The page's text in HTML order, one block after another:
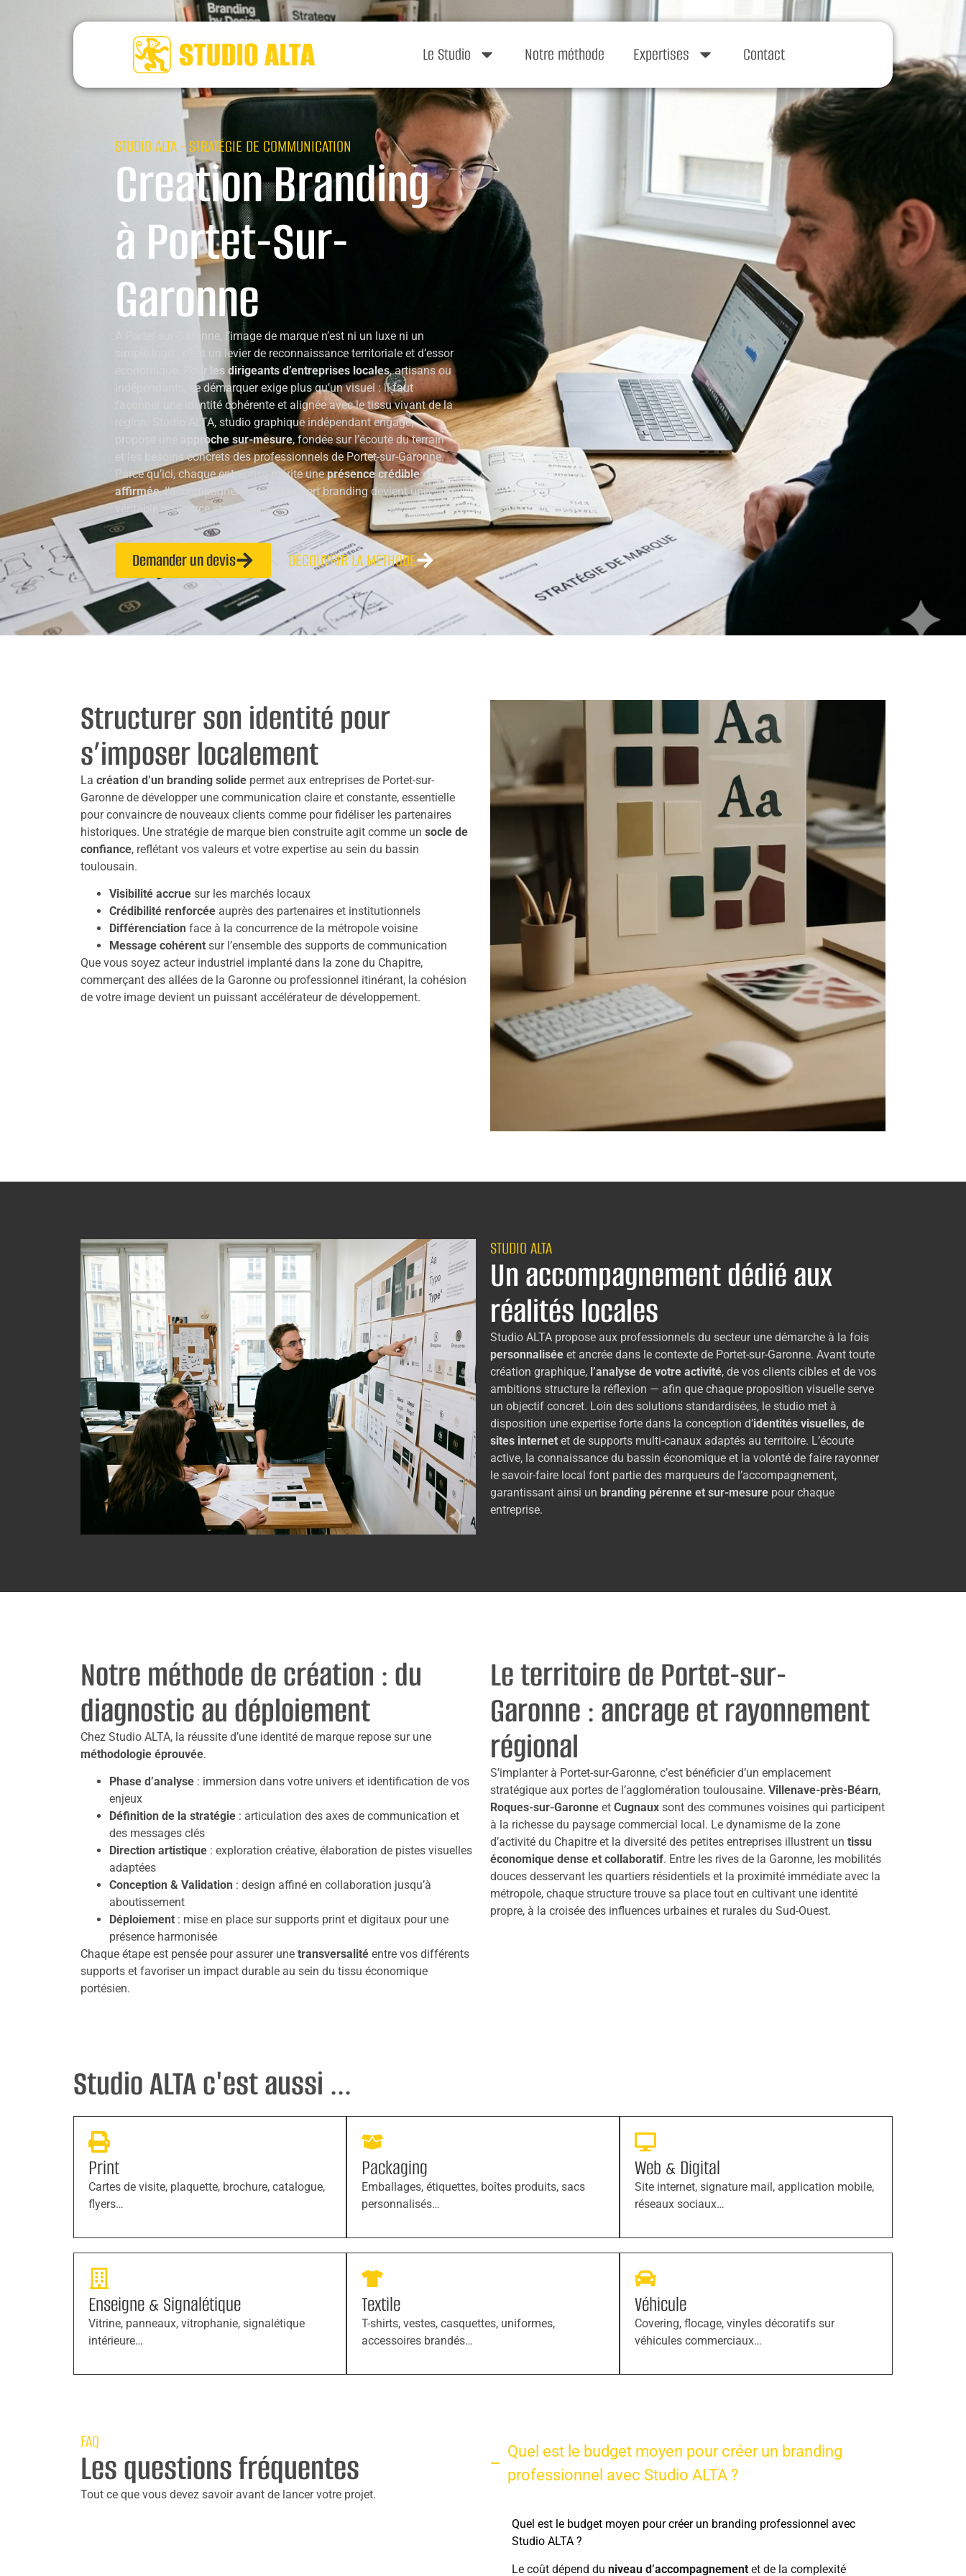
Le Studio Notre méthode Expertises Contact
STUDIO ALTA - STRATÉGIE DE COMMUNICATION
Creation Branding
à Portet-Sur-
Garonne
À Portet-sur-Garonne, l’image de marque n’est ni un luxe ni un
simple logo : c’est un levier de reconnaissance territoriale et d’essor
les dirigeants d’entreprises locales, artisans ou
indépendants, se démarquer exige plus qu’un visuel : il faut
façonner une identité cohérente et alignée avec le tissu vivant de la
région. Studio ALTA, studio graphique indépendant engagé,
approche sur-mesure, fondée sur l’écoute du terrain
et les besoins concrets des professionnels de Portet-sur-Garonne.
Parce qu’ici, chaque entreprise mérite uneprésence crédible et
affirmée, l’accompagnement d’un expert branding devient une
véritable ressource stratégique.
Demander un devis DÉCOUVRIR LA MÉTHODE
Structurer son identité pour
s’imposer localement
La création d’un branding solide permet aux entreprises de Portet-sur-
Garonne de développer une communication claire et constante, essentielle
pour convaincre de nouveaux clients comme pour fidéliser les partenaires
historiques. Une stratégie de marque bien construite agit comme un socle de
confiance, reflétant vos valeurs et votre expertise au sein du bassin
toulousain.
Visibilité accrue sur les marchés locaux
Crédibilité renforcée auprès des partenaires et institutionnels
Différenciation face à la concurrence de la métropole voisine
Message cohérent sur l’ensemble des supports de communication
Que vous soyez acteur industriel implanté dans la zone du Chapitre,
commerçant des allées de la Garonne ou professionnel itinérant, la cohésion
de votre image devient un puissant accélérateur de développement.
STUDIO ALTA
Un accompagnement dédié aux
réalités locales
Studio ALTA propose aux professionnels du secteur une démarche à la fois
personnalisée et ancrée dans le contexte de Portet-sur-Garonne. Avant toute
création graphique, l’analyse de votre activité, de vos clients cibles et de vos
ambitions structure la réflexion — afin que chaque proposition visuelle serve
un objectif concret. Loin des solutions standardisées, le studio met à
disposition une expertise forte dans la conception d’identités visuelles, de
sites internet et de supports multi-canaux adaptés au territoire. L’écoute
active, la connaissance du bassin économique et la volonté de faire rayonner
le savoir-faire local font partie des marqueurs de l’accompagnement,
garantissant ainsi un branding pérenne et sur-mesure pour chaque
entreprise.
Notre méthode de création : du
diagnostic au déploiement
Chez Studio ALTA, la réussite d’une identité de marque repose sur une
méthodologie éprouvée.
Phase d’analyse : immersion dans votre univers et identification de vos
enjeux
Définition de la stratégie : articulation des axes de communication et
des messages clés
Direction artistique : exploration créative, élaboration de pistes visuelles
adaptées
Conception & Validation : design affiné en collaboration jusqu’à
aboutissement
Déploiement : mise en place sur supports print et digitaux pour une
présence harmonisée
Chaque étape est pensée pour assurer une transversalité entre vos différents
supports et favoriser un impact durable au sein du tissu économique
portésien.
Le territoire de Portet-sur-
Garonne : ancrage et rayonnement
régional
S’implanter à Portet-sur-Garonne, c’est bénéficier d’un emplacement
stratégique aux portes de l’agglomération toulousaine. Villenave-près-Béarn,
Roques-sur-Garonne et Cugnaux sont des communes voisines qui participent
à la richesse du paysage commercial local. Le dynamisme de la zone
d’activité du Chapitre et la diversité des petites entreprises illustrent un tissu
économique dense et collaboratif. Entre les rives de la Garonne, les mobilités
douces desservant les quartiers résidentiels et la proximité immédiate avec la
métropole, chaque structure trouve sa place tout en cultivant une identité
propre, à la croisée des influences urbaines et rurales du Sud-Ouest.
Studio ALTA c'est aussi ...
Print
Cartes de visite, plaquette, brochure, catalogue,
flyers…
Packaging
Emballages, étiquettes, boîtes produits, sacs
personnalisés…
Web & Digital
Site internet, signature mail, application mobile,
réseaux sociaux…
Enseigne & Signalétique
Vitrine, panneaux, vitrophanie, signalétique
intérieure…
Textile
T-shirts, vestes, casquettes, uniformes,
accessoires brandés…
Véhicule
Covering, flocage, vinyles décoratifs sur
véhicules commerciaux…
FAQ
Les questions fréquentes
Tout ce que vous devez savoir avant de lancer votre projet.
Quel est le budget moyen pour créer un branding
professionnel avec Studio ALTA ?
Quel est le budget moyen pour créer un branding professionnel avec
Studio ALTA ?
Le coût dépend du niveau d’accompagnement et de la complexité